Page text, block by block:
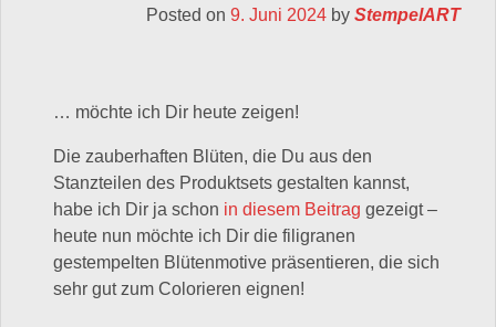
Posted on 9. Juni 2024 by StempelART
… möchte ich Dir heute zeigen!
Die zauberhaften Blüten, die Du aus den
Stanzteilen des Produktsets gestalten kannst,
habe ich Dir ja schon in diesem Beitrag gezeigt –
heute nun möchte ich Dir die filigranen
gestempelten Blütenmotive präsentieren, die sich
sehr gut zum Colorieren eignen!